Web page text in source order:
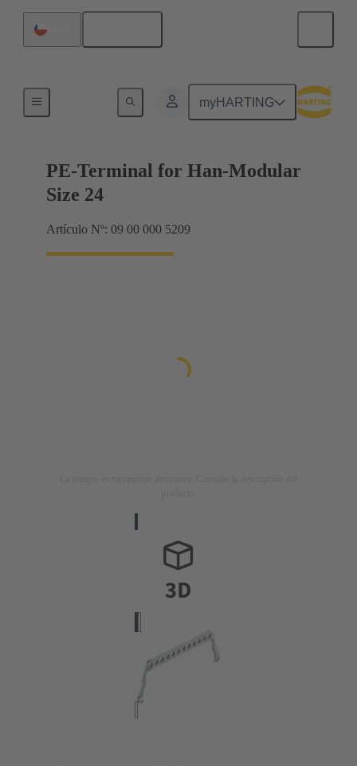
myHARTING
PE-Terminal for Han-Modular
Size 24
Artículo Nº: 09 00 000 5209